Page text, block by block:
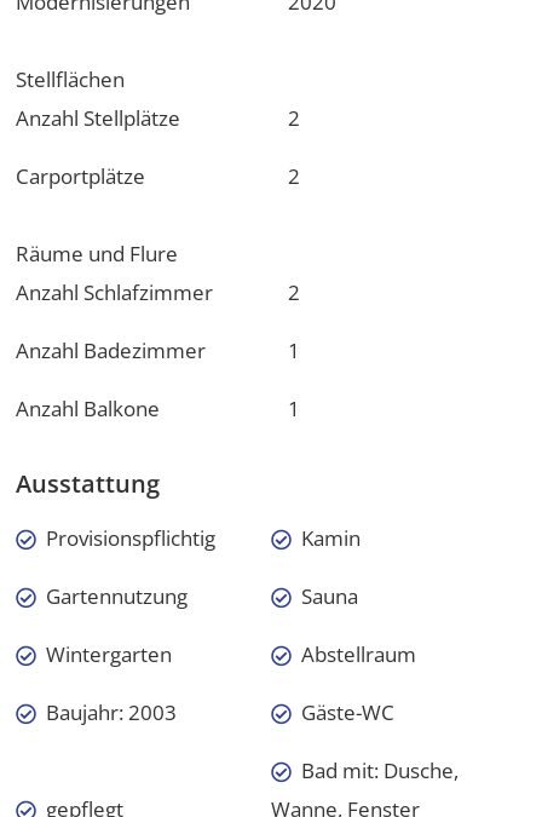
Stellflächen
Anzahl Stellplätze
2
Carportplätze 2
Räume und Flure
Anzahl Schlafzimmer
2
Anzahl Badezimmer 1
Anzahl Balkone 1
Ausstattung
Provisionspflichtig Kamin
Gartennutzung Sauna
Wintergarten Abstellraum
Baujahr: 2003 Gäste-WC
gepflegt
Bad mit: Dusche,
Wanne, Fenster